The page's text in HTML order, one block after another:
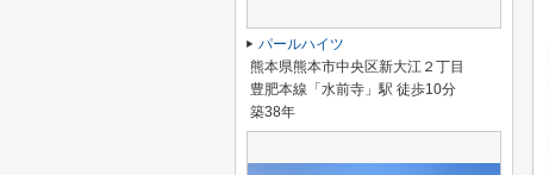
パールハイツ
熊本県熊本市中央区新大江２丁目
豊肥本線「水前寺」駅 徒歩10分
築38年